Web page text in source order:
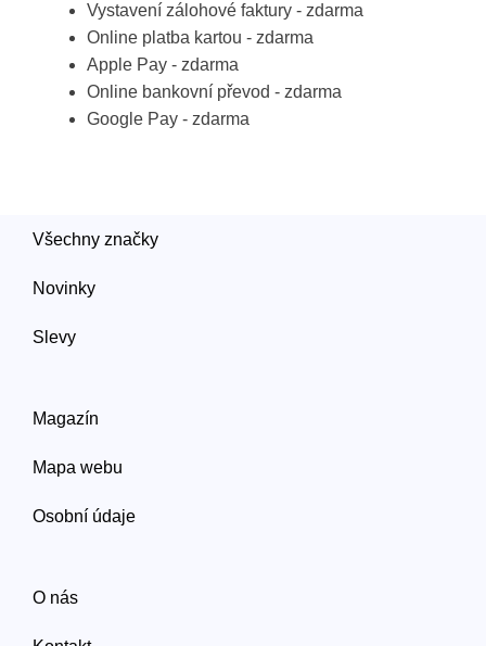
Vystavení zálohové faktury - zdarma
Online platba kartou - zdarma
Apple Pay - zdarma
Online bankovní převod - zdarma
Google Pay - zdarma
Všechny značky
Novinky
Slevy
Magazín
Mapa webu
Osobní údaje
O nás